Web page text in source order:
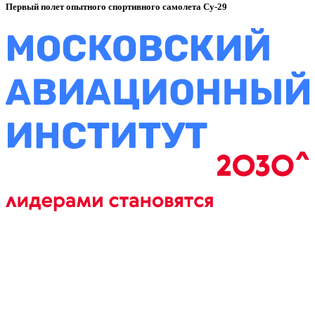
Первый полет опытного спортивного самолета Су-29